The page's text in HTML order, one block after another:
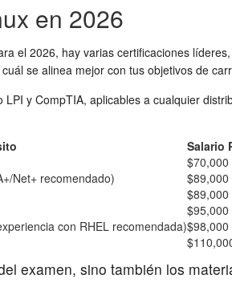
en 2026
el 2026, hay varias certificaciones
se alinea mejor con tus objetivos de
y CompTIA, aplicables a cualquier
Salario
$70,000
Net+ recomendado)
$89,000
$89,000
$95,000
con RHEL recomendada)$98,000
examen, sino también los